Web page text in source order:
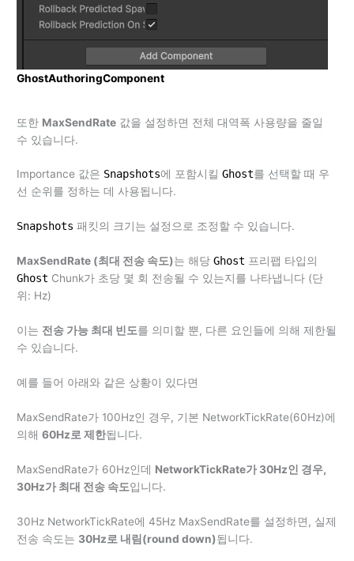
GhostAuthoringComponent
또한 MaxSendRate 값을 설정하면 전체 대역폭 사용량을 줄일
수 있습니다.
Importance 값은 Snapshots에 포함시킬Ghost를 선택할 때 우
선 순위를 정하는 데 사용됩니다.
Snapshots 패킷의 크기는 설정으로 조정할 수 있습니다.
MaxSendRate (최대 전송 속도)는 해당Ghost 프리팹 타입의
Ghost Chunk가 초당 몇 회 전송될 수 있는지를 나타냅니다 (단
위: Hz)
이는 전송 가능 최대 빈도를 의미할 뿐, 다른 요인들에 의해 제한될
수 있습니다.
예를 들어 아래와 같은 상황이 있다면
MaxSendRate가 100Hz인 경우, 기본 NetworkTickRate(60Hz)에
의해60Hz로 제한됩니다.
MaxSendRate가 60Hz인데 NetworkTickRate가 30Hz인 경우,
30Hz가 최대 전송 속도입니다.
30Hz NetworkTickRate에 45Hz MaxSendRate를 설정하면, 실제
전송 속도는 30Hz로 내림(round down)됩니다.